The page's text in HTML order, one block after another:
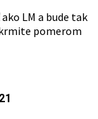
LM a bude tak
pomerom